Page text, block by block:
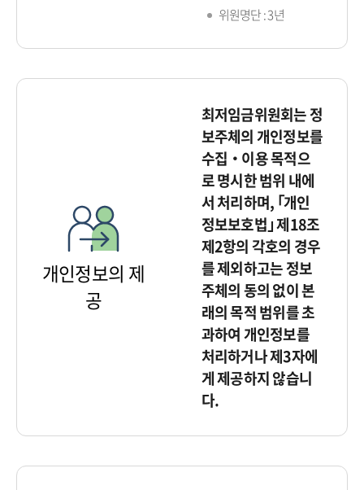
위원명단 : 3년
개인정보의 제
공
최저임금위원회는 정
보주체의 개인정보를
수집‧이용 목적으
로 명시한 범위 내에
서 처리하며, ｢개인
정보보호법｣ 제18조
제2항의 각호의 경우
를 제외하고는 정보
주체의 동의 없이 본
래의 목적 범위를 초
과하여 개인정보를
처리하거나 제3자에
게 제공하지 않습니
다.